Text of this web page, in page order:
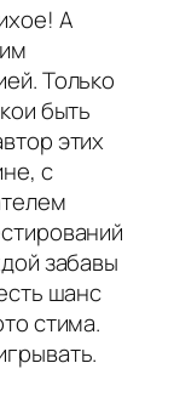
А
Только
быть
этих
с
забавы
шанс
стима.